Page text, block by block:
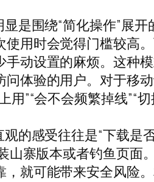
是围绕“简化操作”展
用时会觉得门槛较高
动设置的麻烦。这种
体验的用户。对于移
”“会不会频繁掉线”“切
的感受往往是“下载是
山寨版本或者钓鱼页
就可能带来安全风险